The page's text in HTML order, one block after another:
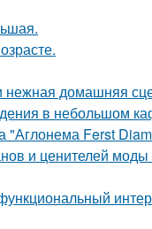
домашняя
в небольшом
"Аглонема Ferst
и ценителей